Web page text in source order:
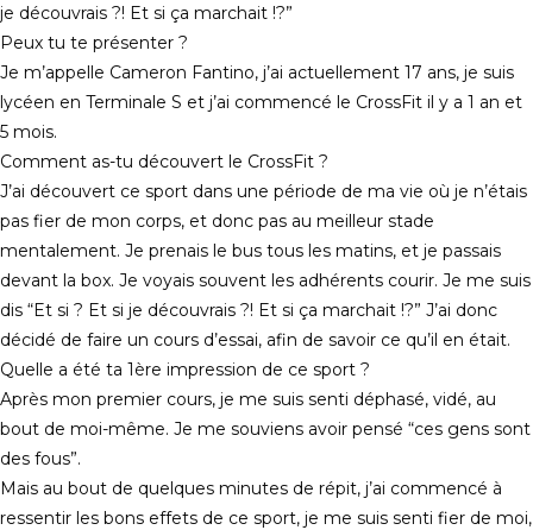
je découvrais ?! Et si ça marchait !?”
Peux tu te présenter ?
Je m’appelle Cameron Fantino, j’ai actuellement 17 ans, je suis
lycéen en Terminale S et j’ai commencé le CrossFit il y a 1 an et
5 mois.
Comment as-tu découvert le CrossFit ?
J’ai découvert ce sport dans une période de ma vie où je n’étais
pas fier de mon corps, et donc pas au meilleur stade
mentalement. Je prenais le bus tous les matins, et je passais
devant la box. Je voyais souvent les adhérents courir. Je me suis
dis “Et si ? Et si je découvrais ?! Et si ça marchait !?” J’ai donc
décidé de faire un cours d’essai, afin de savoir ce qu’il en était.
Quelle a été ta 1ère impression de ce sport ?
Après mon premier cours, je me suis senti déphasé, vidé, au
bout de moi-même. Je me souviens avoir pensé “ces gens sont
des fous”.
Mais au bout de quelques minutes de répit, j’ai commencé à
ressentir les bons effets de ce sport, je me suis senti fier de moi,